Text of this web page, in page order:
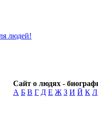
Сайт о людях -
А Б В Г Д Е Ж З И Й К Л